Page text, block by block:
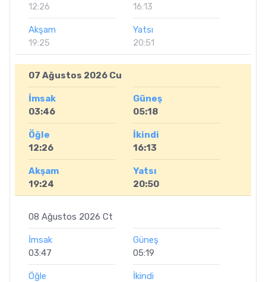
12:26
16:13
Akşam
19:25
Yatsı
20:51
07 Ağustos 2026 Cu
İmsak
03:46
Güneş
05:18
Öğle
12:26
İkindi
16:13
Akşam
19:24
Yatsı
20:50
08 Ağustos 2026 Ct
İmsak
03:47
Güneş
05:19
Öğle
İkindi